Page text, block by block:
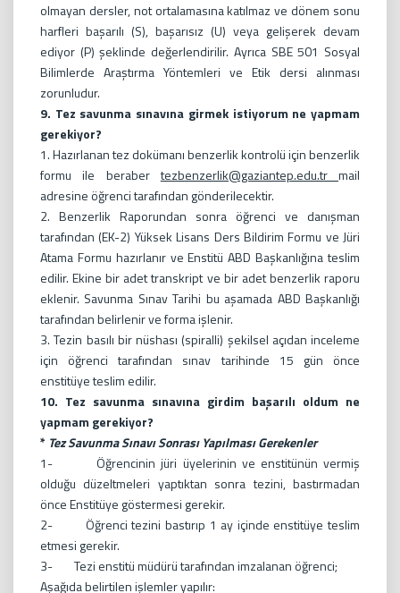
olmayan dersler, not ortalamasına katılmaz ve dönem sonu
harfleri başarılı (S), başarısız (U) veya gelişerek devam
ediyor (P) şeklinde değerlendirilir. Ayrıca SBE 501 Sosyal
Bilimlerde Araştırma Yöntemleri ve Etik dersi alınması
zorunludur.
9. Tez savunma sınavına girmek istiyorum ne yapmam
gerekiyor?
1. Hazırlanan tez dokümanı benzerlik kontrolü için benzerlik
formu ile berabertezbenzerlik@gaziantep.edu.tr mail
adresine öğrenci tarafından gönderilecektir.
2. Benzerlik Raporundan sonra öğrenci ve danışman
tarafından (EK-2) Yüksek Lisans Ders Bildirim Formu ve Jüri
Atama Formu hazırlanır ve Enstitü ABD Başkanlığına teslim
edilir. Ekine bir adet transkript ve bir adet benzerlik raporu
eklenir. Savunma Sınav Tarihi bu aşamada ABD Başkanlığı
tarafından belirlenir ve forma işlenir.
3. Tezin basılı bir nüshası (spiralli) şekilsel açıdan inceleme
için öğrenci tarafından sınav tarihinde 15 gün önce
enstitüye teslim edilir.
10. Tez savunma sınavına girdim başarılı oldum ne
yapmam gerekiyor?
* Tez Savunma Sınavı Sonrası Yapılması Gerekenler
1- Öğrencinin jüri üyelerinin ve enstitünün vermiş
olduğu düzeltmeleri yaptıktan sonra tezini, bastırmadan
önce Enstitüye göstermesi gerekir.
2- Öğrenci tezini bastırıp 1 ay içinde enstitüye teslim
etmesi gerekir.
3- Tezi enstitü müdürü tarafından imzalanan öğrenci;
Aşağıda belirtilen işlemler yapılır: